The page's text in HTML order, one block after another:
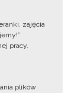
zajęcia
pracy.
plików